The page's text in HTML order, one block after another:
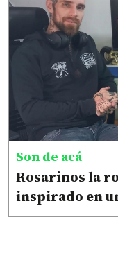
Son de acá
Rosarinos la
inspirado en